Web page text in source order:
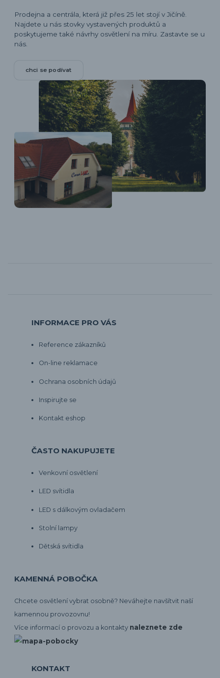
Prodejna a centrála, která již přes 25 let stojí v Jičíně.
Najdete u nás stovky vystavených produktů a
poskytujeme také návrhy osvětlení na míru. Zastavte se u
nás.
chci se podívat
INFORMACE PRO VÁS
Reference zákazníků
On-line reklamace
Ochrana osobních údajů
Inspirujte se
Kontakt eshop
ČASTO NAKUPUJETE
Venkovní osvětlení
LED svítidla
LED s dálkovým ovladačem
Stolní lampy
Dětská svítidla
KAMENNÁ POBOČKA
Chcete osvětlení vybrat osobně? Neváhejte navšítvit naší
kamennou provozovnu!
Více informací o provozu a kontakty naleznete zde
KONTAKT